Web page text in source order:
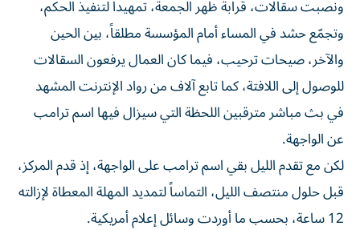
ونصبت سقالات، قرابة ظهر الجمعة، تمهيداً لتنفيذ الحكم،
وتجمّع حشد في المساء أمام المؤسسة مطلقاً، بين الحين
والآخر، صيحات ترحيب، فيما كان العمال يرفعون السقالات
للوصول إلى اللافتة، كما تابع آلاف من رواد الإنترنت المشهد
في بث مباشر مترقبين اللحظة التي سيزال فيها اسم ترامب
عن الواجهة.
لكن مع تقدم الليل بقي اسم ترامب على الواجهة، إذ قدم المركز،
قبل حلول منتصف الليل، التماساً لتمديد المهلة المعطاة لإزالته
12 ساعة، بحسب ما أوردت وسائل إعلام أمريكية.